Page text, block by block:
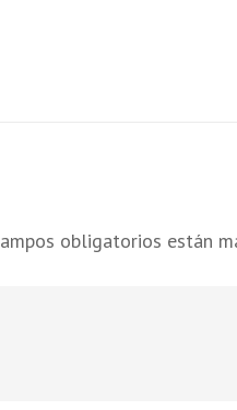
obligatorios están